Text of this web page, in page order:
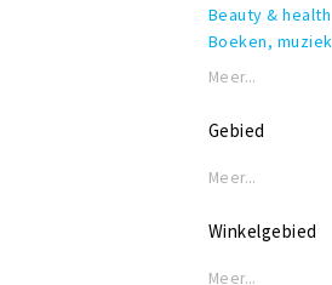
Beauty & health
Boeken,
Bruids-en
Creatief
Eten & drinken
Herenmode
Meer...
Gebied
Meer...
Winkelgebied
Meer...